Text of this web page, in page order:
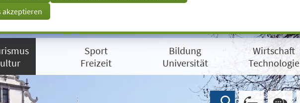
akzeptieren
Sport
Freizeit
Bildung
Universität
Wirtschaft
Technologie